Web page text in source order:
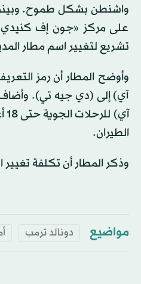
واشنطن بشكل طموح.
على مركز «جون إف كنيدي
تشريع لتغيير اسم مطار
وأوضح المطار أن رمز
آي) إلى (دي جيه تي). وأضاف،
الطيران.
وذكر المطار أن تكلفة تغيير الاسم
مواضيع دونالد ترمب